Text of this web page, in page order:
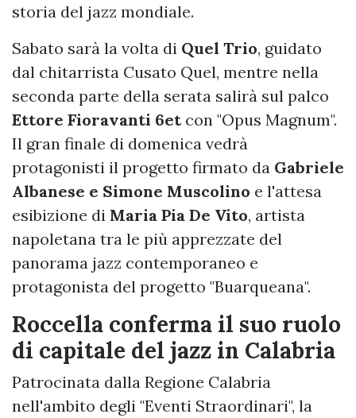
storia del jazz mondiale.
Sabato sarà la volta di Quel Trio, guidato
dal chitarrista Cusato Quel, mentre nella
seconda parte della serata salirà sul palco
Ettore Fioravanti 6etcon "Opus Magnum".
Il gran finale di domenica vedrà
protagonisti il progetto firmato da Gabriele
Albanese e Simone Muscolino e l'attesa
esibizione di Maria Pia De Vito, artista
napoletana tra le più apprezzate del
panorama jazz contemporaneo e
protagonista del progetto "Buarqueana".
Roccella conferma il suo ruolo
di capitale del jazz in Calabria
Patrocinata dalla Regione Calabria
nell'ambito degli "Eventi Straordinari", la